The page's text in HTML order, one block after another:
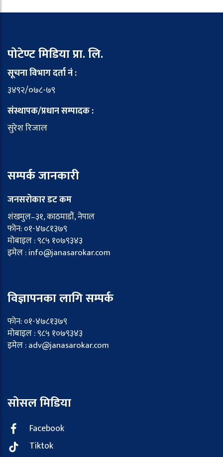
पोटेण्ट मिडिया प्रा. लि.
सूचना विभाग दर्ता नं :
३४९२/०७८-७९
संस्थापक/प्रधान सम्पादक :
सुरेश रिजाल
सम्पर्क जानकारी
जनसरोकार डट कम
शंखमुल–३१, काठमाडौं, नेपाल
फोन: ०१-४७८१३७९
मोबाइल : ९८५ १०७९३४३
इमेल : info@janasarokar.com
विज्ञापनका लागि सम्पर्क
फोन: ०१-४७८१३७९
मोबाइल : ९८५ १०७९३४३
इमेल : adv@janasarokar.com
सोसल मिडिया
Facebook
Tiktok